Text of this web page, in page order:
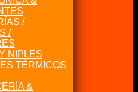
/
/
NIPLES
TÉRMICOS
&